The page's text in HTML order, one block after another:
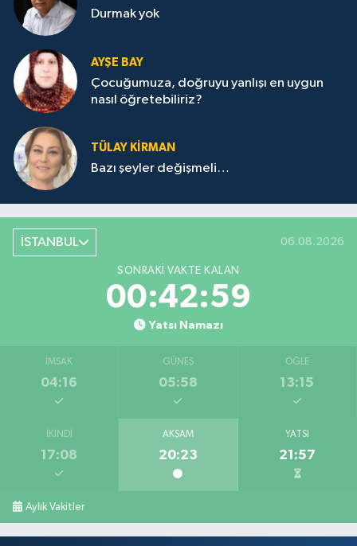
Durmak yok
AYŞE BAY
Çocuğumuza, doğruyu yanlışı en uygun
nasıl öğretebiliriz?
TÜLAY KİRMAN
Bazı şeyler değişmeli…
İSTANBUL 06.08.2026
SONRAKI VAKTE KALAN
00:42:59
Yatsı Namazı
İMSAK
04:16
GÜNEŞ
05:58
ÖĞLE
13:15
İKINDI
17:08
AKŞAM
20:23
YATSI
21:57
Aylık Vakitler